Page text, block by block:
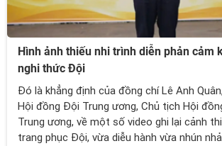
Hình ảnh thiếu nhi trình diễn phản cảm
nghi thức Đội
Đó là khẳng định của đồng chí Lê Anh
Hội đồng Đội Trung ương, Chủ tịch Hội
Trung ương, về một số video ghi lại cảnh
trang phục Đội, vừa diễu hành vừa nhún